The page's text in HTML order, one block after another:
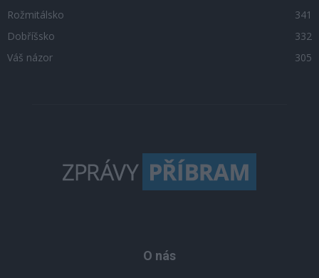
Rožmitálsko
341
Dobříšsko
332
Váš názor
305
O nás